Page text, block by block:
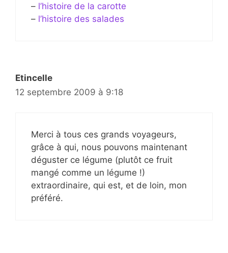
– l’histoire de la carotte
– l’histoire des salades
Etincelle
12 septembre 2009 à 9:18
Merci à tous ces grands voyageurs,
grâce à qui, nous pouvons maintenant
déguster ce légume (plutôt ce fruit
mangé comme un légume !)
extraordinaire, qui est, et de loin, mon
préféré.